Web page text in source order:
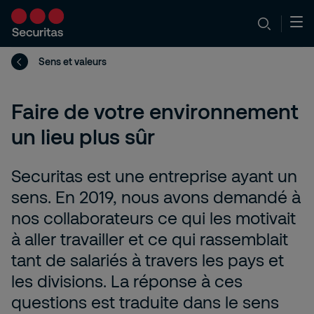
Sens et valeurs
Faire de votre environnement
un lieu plus sûr
Securitas est une entreprise ayant un
sens. En 2019, nous avons demandé à
nos collaborateurs ce qui les motivait
à aller travailler et ce qui rassemblait
tant de salariés à travers les pays et
les divisions. La réponse à ces
questions est traduite dans le sens